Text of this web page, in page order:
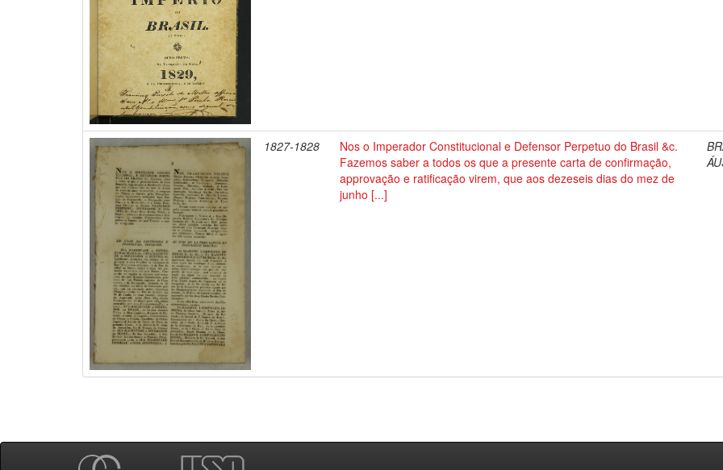
1827-1828
Nos o Imperador Constitucional e Defensor Perpetuo do Brasil &c.
Fazemos saber a todos os que a presente carta de confirmação,
approvação e ratificação virem, que aos dezeseis dias do mez de
junho [...]